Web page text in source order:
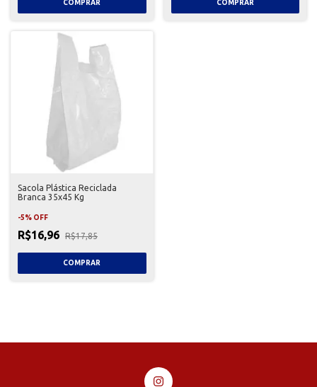
Sacola Plástica Reciclada
Branca 35x45 Kg
-5% OFF
R$16,96 R$17,85